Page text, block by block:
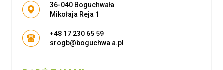
Adres pocztowy:
36-040 Boguchwała
Mikołaja Reja 1
+48 17 230 65 59
srogb@boguchwala.pl